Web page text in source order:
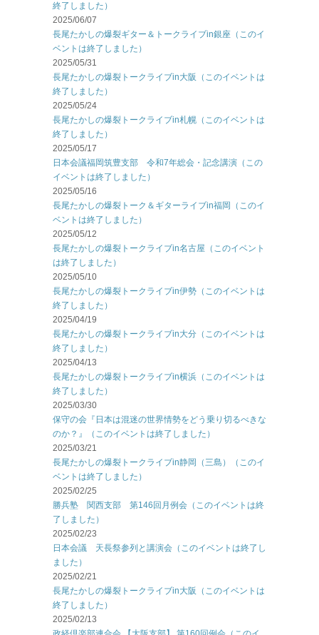
終了しました）
2025/06/07
長尾たかしの爆裂ギター＆トークライブin銀座（このイ
ベントは終了しました）
2025/05/31
長尾たかしの爆裂トークライブin大阪（このイベントは
終了しました）
2025/05/24
長尾たかしの爆裂トークライブin札幌（このイベントは
終了しました）
2025/05/17
日本会議福岡筑豊支部 令和7年総会・記念講演（この
イベントは終了しました）
2025/05/16
長尾たかしの爆裂トーク＆ギターライブin福岡（このイ
ベントは終了しました）
2025/05/12
長尾たかしの爆裂トークライブin名古屋（このイベント
は終了しました）
2025/05/10
長尾たかしの爆裂トークライブin伊勢（このイベントは
終了しました）
2025/04/19
長尾たかしの爆裂トークライブin大分（このイベントは
終了しました）
2025/04/13
長尾たかしの爆裂トークライブin横浜（このイベントは
終了しました）
2025/03/30
保守の会『日本は混迷の世界情勢をどう乗り切るべきな
のか？』（このイベントは終了しました）
2025/03/21
長尾たかしの爆裂トークライブin静岡（三島）（このイ
ベントは終了しました）
2025/02/25
勝兵塾 関西支部 第146回月例会（このイベントは終
了しました）
2025/02/23
日本会議 天長祭参列と講演会（このイベントは終了し
ました）
2025/02/21
長尾たかしの爆裂トークライブin大阪（このイベントは
終了しました）
2025/02/13